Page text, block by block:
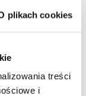
plikach cookies
treści
i
Informatycznej,